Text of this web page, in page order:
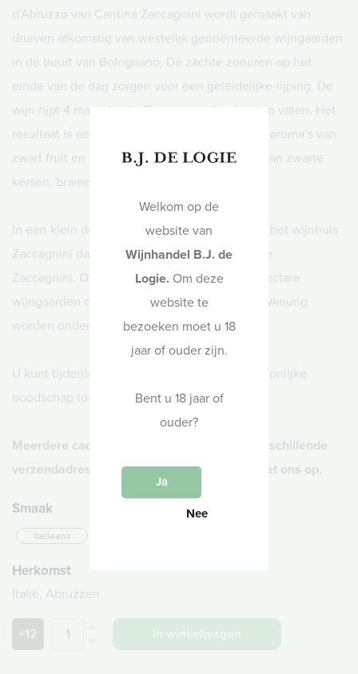
d’Abruzzo van Cantina Zaccagnini wordt gemaakt van
druiven afkomstig van westelijk georiënteerde wijngaarden
in de buurt van Bolognano. De zachte zonuren op het
einde van de dag zorgen voor een geleidelijke rijping. De
wijn rijpt 4 maanden in Sloveense eikenhouten vaten. Het
resultaat is een robijnrode kleur in het glas en aroma’s van
zwart fruit en kruiden. Smaken doen denken aan zwarte
kersen, bramen, zoethout en eucalyptus.
In een klein dorp in de Abruzzen bevindt zich het wijnhuis
Zaccagnini dat gebouwd is in 1978 door familie
Zaccagnini. Op dit moment bezitten zij 300 hectare
wijngaarden die gedurende het hele jaar nauwkeurig
worden onderhouden.
U kunt tijdens het betaalproces ook een persoonlijke
boodschap toevoegen voor de ontvanger.
Meerdere cadeaus tegelijk bestellen met verschillende
verzendadressen? Dat kan! Neem contact met ons op.
Smaak
italiaans
Herkomst
Italië, Abruzzen
+12
Welkom op de
website van
Wijnhandel B.J. de
Logie.Om deze
website te
bezoeken moet u 18
jaar of ouder zijn.
Bent u 18 jaar of
ouder?
Ja
Nee